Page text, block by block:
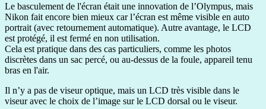
Le basculement de l'écran était une innovation de l’Olympus, mais
Nikon fait encore bien mieux car l’écran est même visible en auto
portrait (avec retournement automatique). Autre avantage, le LCD
est protégé, il est fermé en non utilisation.
Cela est pratique dans des cas particuliers, comme les photos
discrètes dans un sac percé, ou au-dessus de la foule, appareil tenu
bras en l'air.
Il n’y a pas de viseur optique, mais un LCD très visible dans le
viseur avec le choix de l’image sur le LCD dorsal ou le viseur.